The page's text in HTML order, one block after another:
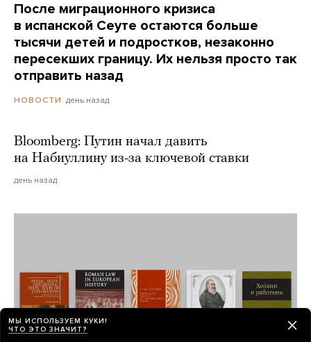
После миграционного кризиса
в испанской Сеуте остаются больше
тысячи детей и подростков, незаконно
пересекших границу. Их нельзя просто так
отправить назад
НОВОСТИ день назад
Bloomberg: Путин начал давить
на Набиуллину из-за ключевой ставки
день назад
МЫ ИСПОЛЬЗУЕМ КУКИ!
ЧТО ЭТО ЗНАЧИТ?